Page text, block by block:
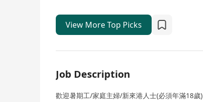
View More Top Picks
Job Description
歡迎暑期工/家庭主婦/新來港人士(必須年滿18歲)